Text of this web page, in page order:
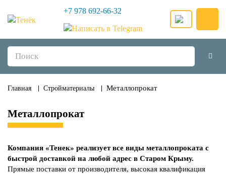
+7 978 692-66-32
Главная Стройматериалы Металлопрокат
Металлопрокат
Компания «Тенек» реализует все виды металлопроката с
быстрой доставкой на любой адрес в Старом Крыму.
Прямые поставки от производителя, высокая квалификация